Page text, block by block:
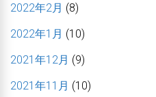
2022年2月 (8)
2022年1月 (10)
2021年12月 (9)
2021年11月 (10)